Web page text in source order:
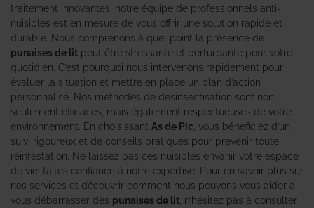
traitement innovantes, notre équipe de professionnels anti-
nuisibles est en mesure de vous offrir une solution rapide et
durable. Nous comprenons à quel point la présence de
punaises de lit peut être stressante et perturbante pour votre
quotidien. C’est pourquoi nous intervenons rapidement pour
évaluer la situation et mettre en place un plan d’action
personnalisé. Nos méthodes de désinsectisation sont non
seulement efficaces, mais également respectueuses de votre
environnement. En choisissant As de Pic , vous bénéficiez d’un
suivi rigoureux et de conseils pratiques pour prévenir toute
réinfestation. Ne laissez pas ces nuisibles envahir votre espace
de vie, faites confiance à notre expertise. Pour en savoir plus sur
nos services et découvrir comment nous pouvons vous aider à
vous débarrasser des punaises de lit , n’hésitez pas à consulter